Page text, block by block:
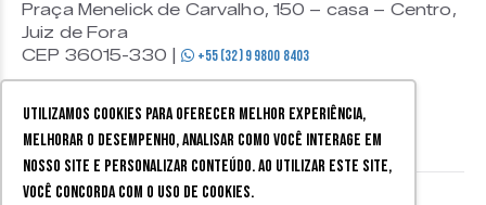
Utilizamos cookies para oferecer melhor experiência,
melhorar o desempenho, analisar como você interage em
nosso site e personalizar conteúdo. Ao utilizar este site,
você concorda com o uso de cookies.
Praça Menelick de Carvalho, 150 – casa – Centro,
Juiz de Fora
CEP 36015-330 |
+55 (32) 9 9800 8403